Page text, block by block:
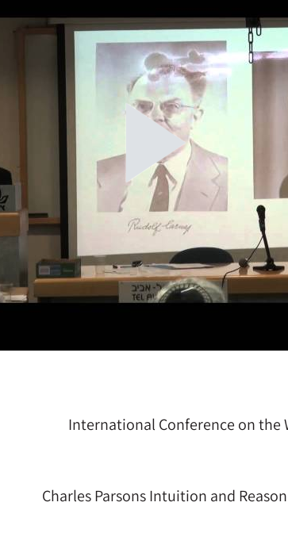
International Conference on the
Charles Parsons Intuition and